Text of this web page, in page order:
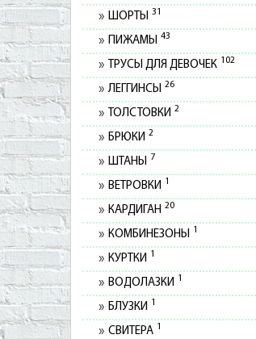
ШОРТЫ 31
ПИЖАМЫ 43
ТРУСЫ ДЛЯ ДЕВОЧЕК 102
ЛЕГГИНСЫ 26
ТОЛСТОВКИ 2
БРЮКИ 2
ШТАНЫ 7
ВЕТРОВКИ 1
КАРДИГАН 20
КОМБИНЕЗОНЫ 1
КУРТКИ 1
ВОДОЛАЗКИ 1
БЛУЗКИ 1
СВИТЕРА 1